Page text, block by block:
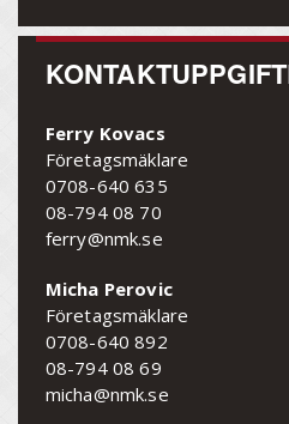
Ferry Kovacs
Företagsmäklare
0708-640 635
08-794 08 70
ferry@nmk.se
Micha Perovic
Företagsmäklare
0708-640 892
08-794 08 69
micha@nmk.se